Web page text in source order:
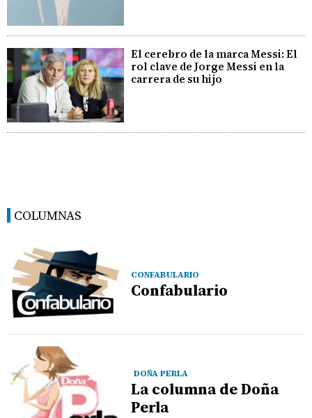
El cerebro de la marca Messi: El
rol clave de Jorge Messi en la
carrera de su hijo
COLUMNAS
CONFABULARIO
Confabulario
DOÑA PERLA
La columna de Doña
Perla